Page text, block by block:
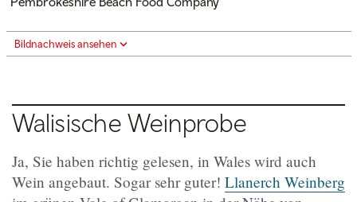
Bildnachweis ansehen
Walisische Weinprobe
Ja, Sie haben richtig gelesen, in Wales wird auch
Wein angebaut. Sogar sehr guter! Llanerch Weinberg